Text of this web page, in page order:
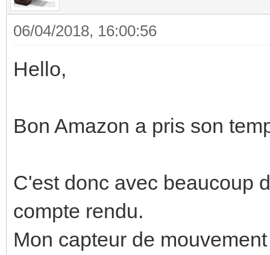
06/04/2018, 16:00:56
Hello,
Bon Amazon a pris son
C'est donc avec beaucoup
compte rendu.
Mon capteur de